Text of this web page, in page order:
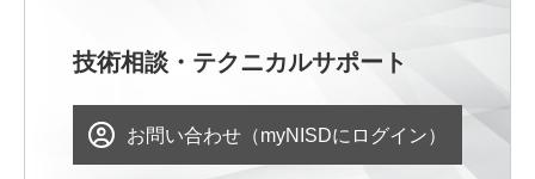
技術相談・テクニカルサポート
お問い合わせ（myNISDにログイン）